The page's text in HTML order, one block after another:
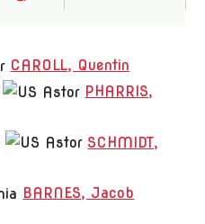
CAROLL, Quentin
PHARRIS,
SCHMIDT,
BARNES, Jacob